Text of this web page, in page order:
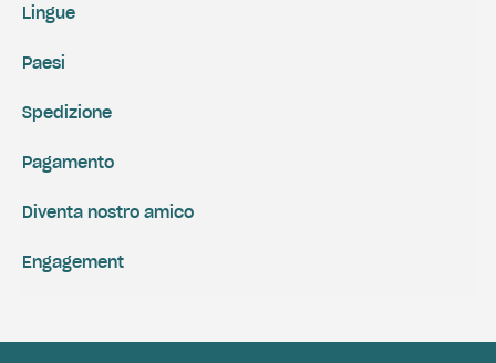
Spedizione
Pagamento
Engagement
Diventa nostro amico
Lingue
Paesi